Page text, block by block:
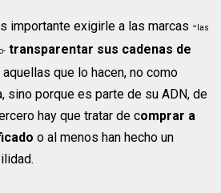
importante exigirle a las marcas - las
transparentar sus cadenas de
que lo hacen, no como
sino porque es parte de su ADN, de
hay que tratar de comprar a
o al menos han hecho un